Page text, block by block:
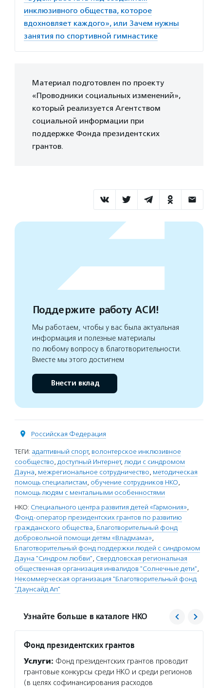
инклюзивного общества, которое
вдохновляет каждого», или Зачем нужны
занятия по спортивной гимнастике
Материал подготовлен по проекту
«Проводники социальных изменений»,
который реализуется Агентством
социальной информации при
поддержке Фонда президентских
грантов.
Поддержите работу АСИ!
Мы работаем, чтобы у вас была актуальная
информация и полезные материалы
по любому вопросу в благотворительности.
Вместе мы этого достигнем
Внести вклад
Российская Федерация
ТЕГИ: адаптивный спорт, волонтерское инклюзивное
сообщество, доступный Интернет, люди с синдромом
Дауна, межрегиональное сотрудничество, методическая
помощь специалистам, обучение сотрудников НКО,
помощь людям с ментальными особенностями
НКО: Специального центра развития детей «Гармония»,
Фонд-оператор президентских грантов по развитию
гражданского общества, Благотворительный фонд
добровольной помощи детям «Владмама»,
Благотворительный фонд поддержки людей с синдромом
Дауна "Синдром любви", Свердловская региональная
общественная организация инвалидов "Солнечные дети",
Некоммерческая организация "Благотворительный фонд
"Даунсайд Ап"
Узнайте больше в каталоге НКО
Фонд президентских грантов
Услуги: Фонд президентских грантов проводит
грантовые конкурсы среди НКО и среди регионов
(в целях софинансирования расходов